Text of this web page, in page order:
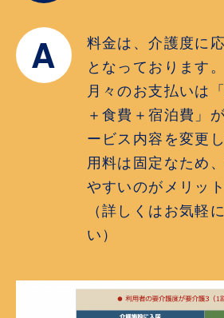
A
料金は、介護度に
となっております。
月々のお支払いは
＋食費＋宿泊費」
ービス内容を変更
用料は固定なため
やすいのがメリット
（詳しくはお気軽
い）